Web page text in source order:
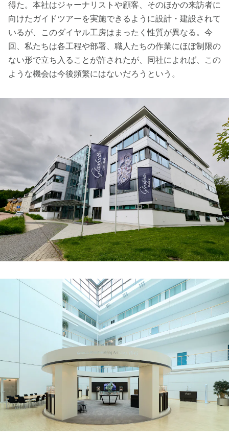
得た。本社はジャーナリストや顧客、そのほかの来訪者に
向けたガイドツアーを実施できるように設計・建設されて
いるが、このダイヤル工房はまったく性質が異なる。今
回、私たちは各工程や部署、職人たちの作業にほぼ制限の
ない形で立ち入ることが許されたが、同社によれば、この
ような機会は今後頻繁にはないだろうという。